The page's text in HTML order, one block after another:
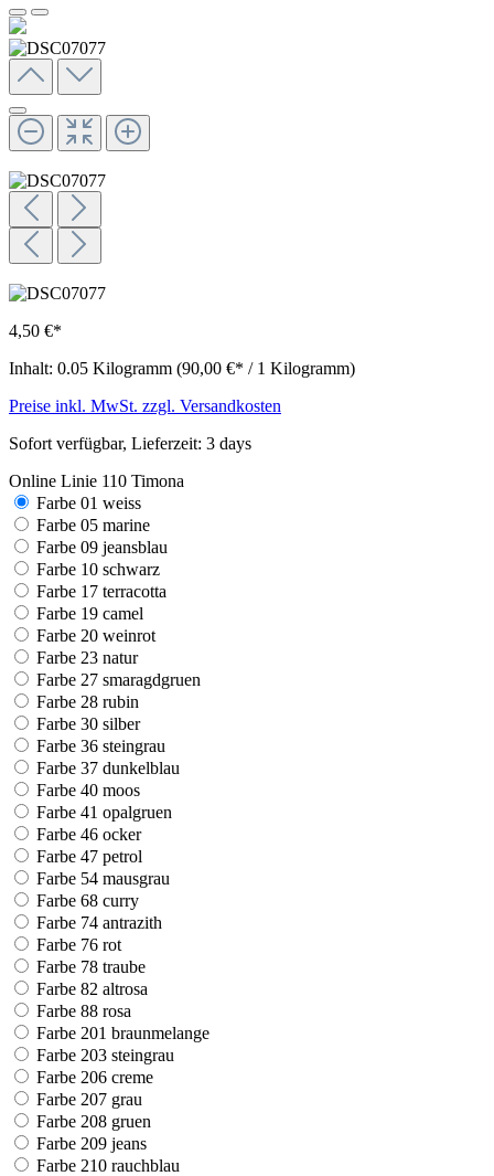
4,50 €*
Inhalt: 0.05 Kilogramm (90,00 €* / 1 Kilogramm)
Preise inkl. MwSt. zzgl. Versandkosten
Sofort verfügbar, Lieferzeit: 3 days
Online Linie 110 Timona
Farbe 01 weiss
Farbe 05 marine
Farbe 09 jeansblau
Farbe 10 schwarz
Farbe 17 terracotta
Farbe 19 camel
Farbe 20 weinrot
Farbe 23 natur
Farbe 27 smaragdgruen
Farbe 28 rubin
Farbe 30 silber
Farbe 36 steingrau
Farbe 37 dunkelblau
Farbe 40 moos
Farbe 41 opalgruen
Farbe 46 ocker
Farbe 47 petrol
Farbe 54 mausgrau
Farbe 68 curry
Farbe 74 antrazith
Farbe 76 rot
Farbe 78 traube
Farbe 82 altrosa
Farbe 88 rosa
Farbe 201 braunmelange
Farbe 203 steingrau
Farbe 206 creme
Farbe 207 grau
Farbe 208 gruen
Farbe 209 jeans
Farbe 210 rauchblau